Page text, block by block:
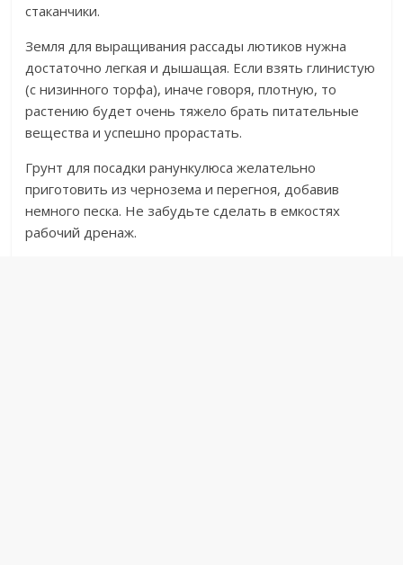
стаканчики.
Земля для выращивания рассады лютиков нужна
достаточно легкая и дышащая. Если взять глинистую
(с низинного торфа), иначе говоря, плотную, то
растению будет очень тяжело брать питательные
вещества и успешно прорастать.
Грунт для посадки ранункулюса желательно
приготовить из чернозема и перегноя, добавив
немного песка. Не забудьте сделать в емкостях
рабочий дренаж.